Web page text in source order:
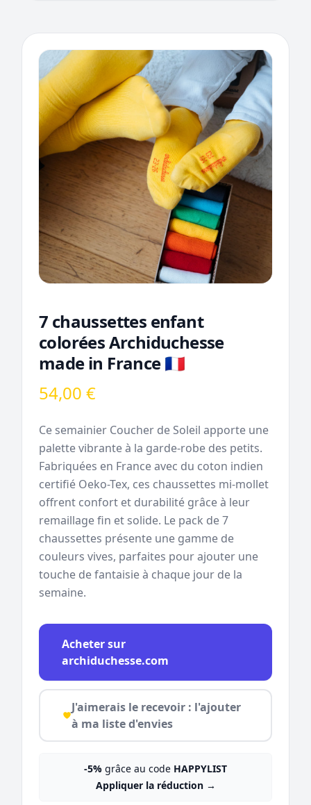
7 chaussettes enfant
colorées Archiduchesse
made in France 🇫🇷
54,00 €
Ce semainier Coucher de Soleil apporte une
palette vibrante à la garde-robe des petits.
Fabriquées en France avec du coton indien
certifié Oeko-Tex, ces chaussettes mi-mollet
offrent confort et durabilité grâce à leur
remaillage fin et solide. Le pack de 7
chaussettes présente une gamme de
couleurs vives, parfaites pour ajouter une
touche de fantaisie à chaque jour de la
semaine.
Acheter sur
archiduchesse.com
J'aimerais le recevoir : l'ajouter
à ma liste d'envies
-5% grâce au code HAPPYLIST
Appliquer la réduction →